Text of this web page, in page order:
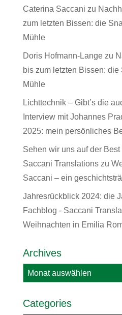
Caterina Saccani zu
zum letzten Bissen: die
Mühle
Doris Hofmann-Langezu
bis zum letzten Bissen:
Mühle
Lichttechnik – Gibt’s die
Interview mit Johannes
2025: mein persönliches
Sehen wir uns auf der
Saccani Translationszu
Saccani – ein
Jahresrückblick 2024: die
Fachblog - Saccani
Weihnachten in Emilia
Archives
Archives
Categories